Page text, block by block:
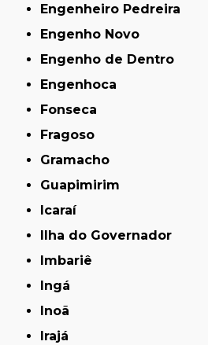
Engenheiro Pedreira
Engenho Novo
Engenho de Dentro
Engenhoca
Fonseca
Fragoso
Gramacho
Guapimirim
Icaraí
Ilha do Governador
Imbariê
Ingá
Inoã
Irajá